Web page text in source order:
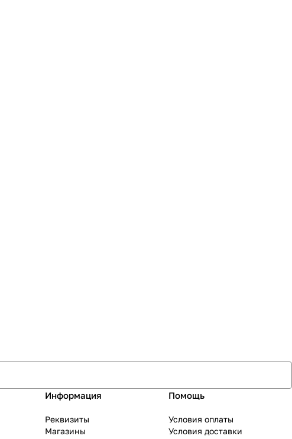
Информация
Реквизиты
Магазины
Помощь
Условия оплаты
Условия доставки